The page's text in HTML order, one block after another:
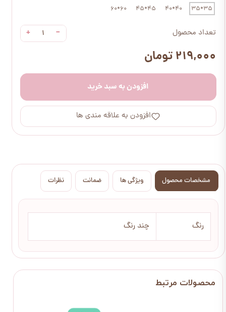
35*35
40*40
45*45
60*60
تعداد محصول −
+
۲۱۹,۰۰۰ تومان
افزودن به سبد خرید
افزودن به علاقه مندی ها
مشخصات محصول ویژگی ها ضمانت نظرات
رنگ چند رنگ